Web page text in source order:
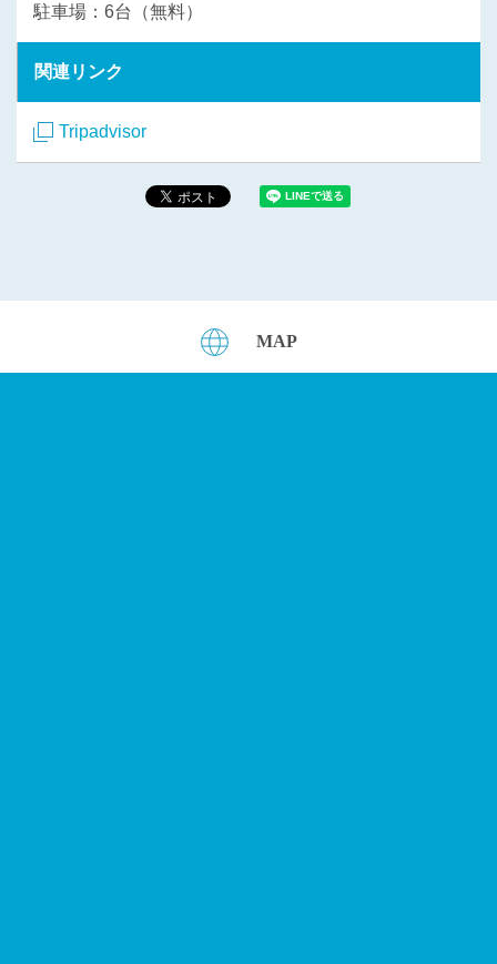
駐車場：6台（無料）
関連リンク
Tripadvisor
MAP